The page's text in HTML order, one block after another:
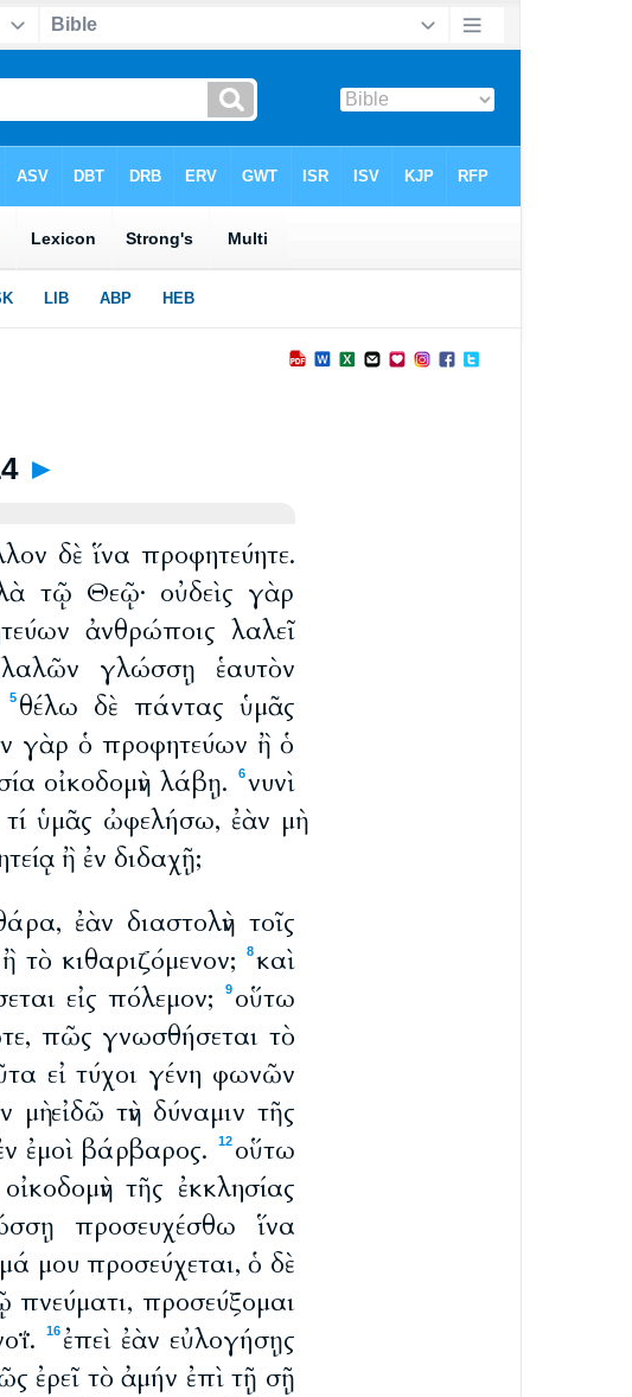
►
δὲ ἵνα προφητεύητε.
τῷ Θεῷ· οὐδεὶς γὰρ
ἀνθρώποις λαλεῖ
γλώσσῃ ἑαυτὸν
5 θέλω δὲ πάντας ὑμᾶς
γὰρ ὁ προφητεύων ἢ ὁ
οἰκοδομὴν λάβῃ.
6 νυνὶ
ὑμᾶς ὠφελήσω, ἐὰν μὴ
ἢ ἐν διδαχῇ;
ἐὰν διαστολὴν τοῖς
τὸ κιθαριζόμενον;
8 καὶ
εἰς πόλεμον;
9 οὕτω
πῶς γνωσθήσεται τὸ
εἰ τύχοι γένη φωνῶν
μὴ εἰδῶ τὴν δύναμιν τῆς
ἐμοὶ βάρβαρος.
12 οὕτω
τῆς ἐκκλησίας
προσευχέσθω ἵνα
μου προσεύχεται, ὁ δὲ
πνεύματι, προσεύξομαι
16 ἐπεὶ ἐὰν εὐλογήσῃς
ἐρεῖ τὸ ἀμήν ἐπὶ τῇ σῇ